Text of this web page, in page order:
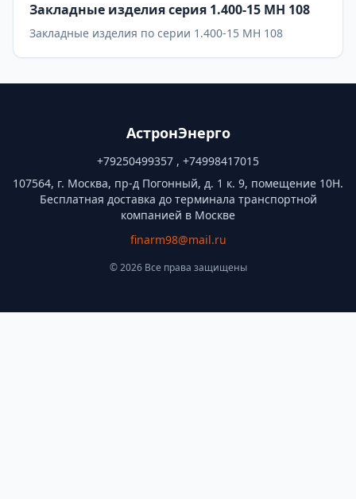
Закладные изделия серия 1.400-15 МН 108
Закладные изделия по серии 1.400-15 МН 108
АстронЭнерго
+79250499357 , +74998417015
107564, г. Москва, пр-д Погонный, д. 1 к. 9, помещение 10Н.
Бесплатная доставка до терминала транспортной
компанией в Москве
finarm98@mail.ru
© 2026 Все права защищены